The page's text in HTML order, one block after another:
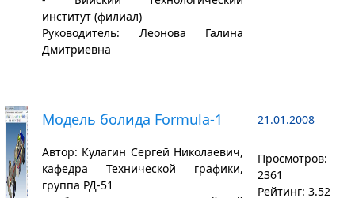
институт (филиал)
Руководитель: Леонова Галина
Дмитриевна
Модель болида Formula-1
Автор: Кулагин Сергей Николаевич,
кафедра Технической графики,
группа РД-51
21.01.2008
Просмотров:
2361
Рейтинг: 3.52